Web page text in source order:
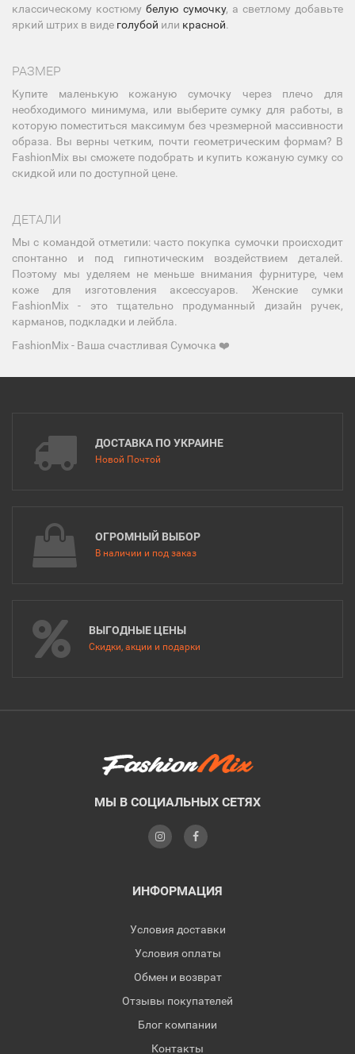
классическому костюмубелую сумочку, а светлому добавьте
яркий штрих в виде голубой или красной.
РАЗМЕР
Купите маленькую кожаную сумочку через плечо для
необходимого минимума, или выберите сумку для работы, в
которую поместиться максимум без чрезмерной массивности
образа. Вы верны четким, почти геометрическим формам? В
FashionMix вы сможете подобрать и купить кожаную сумку со
скидкой или по доступной цене.
ДЕТАЛИ
Мы с командой отметили: часто покупка сумочки происходит
спонтанно и под гипнотическим воздействием деталей.
Поэтому мы уделяем не меньше внимания фурнитуре, чем
коже для изготовления аксессуаров. Женские сумки
FashionMix - это тщательно продуманный дизайн ручек,
карманов, подкладки и лейбла.
FashionMix - Ваша счастливая Сумочка ❤️
ДОСТАВКА ПО УКРАИНЕ
Новой Почтой
ОГРОМНЫЙ ВЫБОР
В наличии и под заказ
ВЫГОДНЫЕ ЦЕНЫ
Скидки, акции и подарки
МЫ В СОЦИАЛЬНЫХ СЕТЯХ
ИНФОРМАЦИЯ
Условия доставки
Условия оплаты
Обмен и возврат
Отзывы покупателей
Блог компании
Контакты